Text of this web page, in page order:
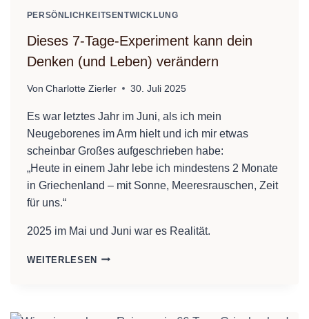
PERSÖNLICHKEITSENTWICKLUNG
Dieses 7-Tage-Experiment kann dein
Denken (und Leben) verändern
Von Charlotte Zierler 30. Juli 2025
Es war letztes Jahr im Juni, als ich mein
Neugeborenes im Arm hielt und ich mir etwas
scheinbar Großes aufgeschrieben habe:
„Heute in einem Jahr lebe ich mindestens 2 Monate
in Griechenland – mit Sonne, Meeresrauschen, Zeit
für uns.“
2025 im Mai und Juni war es Realität.
WEITERLESENDIESES